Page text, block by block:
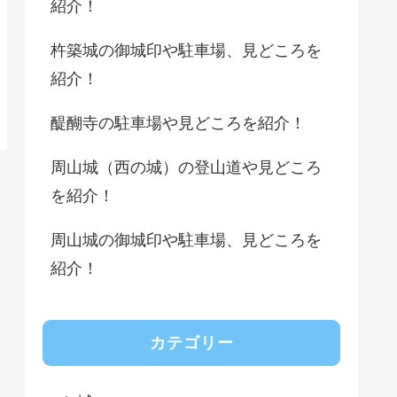
紹介！
杵築城の御城印や駐車場、見どころを
紹介！
醍醐寺の駐車場や見どころを紹介！
周山城（西の城）の登山道や見どころ
を紹介！
周山城の御城印や駐車場、見どころを
紹介！
カテゴリー